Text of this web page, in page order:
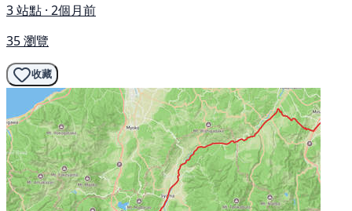
3 站點 · 2個月前
35 瀏覽
收藏